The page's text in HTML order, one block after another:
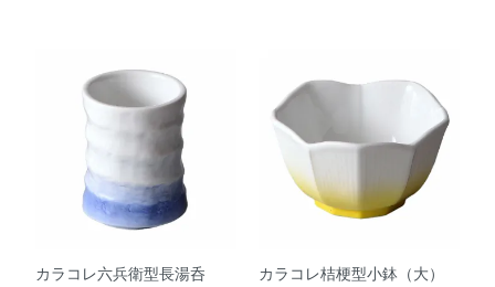
カラコレ六兵衛型長湯呑
カラコレ桔梗型小鉢（大）